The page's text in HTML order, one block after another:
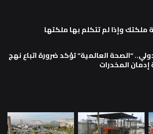
ملكتك وإذا لم تتكلم بها ملكتها
“الصحة العالمية” تؤكد ضرورة اتباع نهج
المخدرات